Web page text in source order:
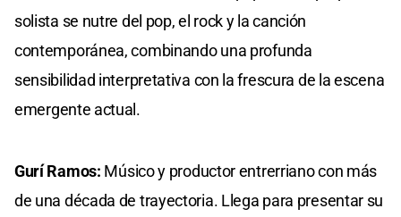
solista se nutre del pop, el rock y la canción
contemporánea, combinando una profunda
sensibilidad interpretativa con la frescura de la escena
emergente actual.
Gurí Ramos: Músico y productor entrerriano con más
de una década de trayectoria. Llega para presentar su